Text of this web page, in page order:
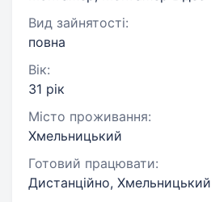
Вид зайнятості:
повна
Вік:
31 рік
Місто проживання:
Хмельницький
Готовий працювати:
Дистанційно, Хмельницький